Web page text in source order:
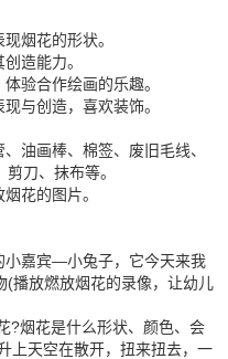
烟花的形状。
造能力。
验合作绘画的乐趣。
与创造，喜欢装饰。
画棒、棉签、废旧毛线、
刀、抹布等。
花的图片。
嘉宾—小兔子，它今天来我
(播放燃放烟花的录像，让幼儿
烟花是什么形状、颜色、会
上天空在散开，扭来扭去，一